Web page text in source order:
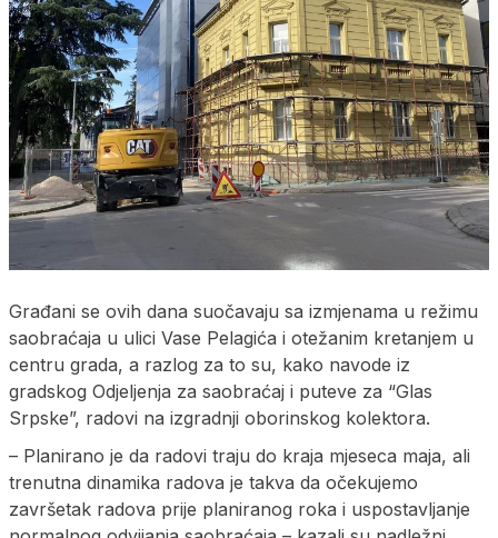
Građani se ovih dana suočavaju sa izmjenama u režimu
saobraćaja u ulici Vase Pelagića i otežanim kretanjem u
centru grada, a razlog za to su, kako navode iz
gradskog Odjeljenja za saobraćaj i puteve za “Glas
Srpske”, radovi na izgradnji oborinskog kolektora.
– Planirano je da radovi traju do kraja mjeseca maja, ali
trenutna dinamika radova je takva da očekujemo
završetak radova prije planiranog roka i uspostavljanje